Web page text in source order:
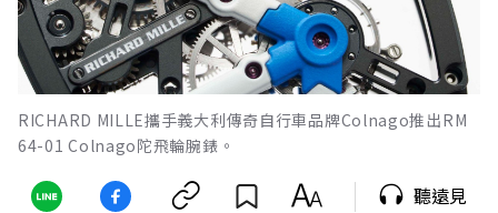
RICHARD MILLE攜手義大利傳奇自行車品牌Colnago推出RM
64-01 Colnago陀飛輪腕錶。
聽遠見